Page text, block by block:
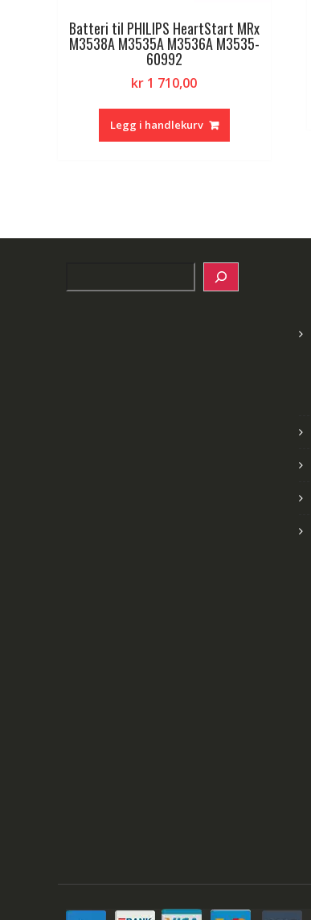
Batteri til PHILIPS HeartStart MRx
M3538A M3535A M3536A M3535-
60992
kr 1 710,00
Legg i handlekurv